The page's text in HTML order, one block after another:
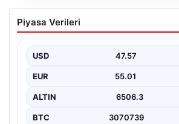
Açık Hava Mutfakları ve Şık
Alanları
göstermektedir. Özellikle özel
ev…
Piyasa Verileri
USD 47.57
EUR 55.01
ALTIN 6506.3
BTC 3070739